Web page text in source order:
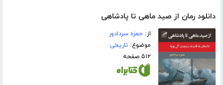
دانلود رمان از صید ماهى تا پادشاهى
از:حمزه سردادور
موضوع:تاریخی
۵۱۲ صفحه